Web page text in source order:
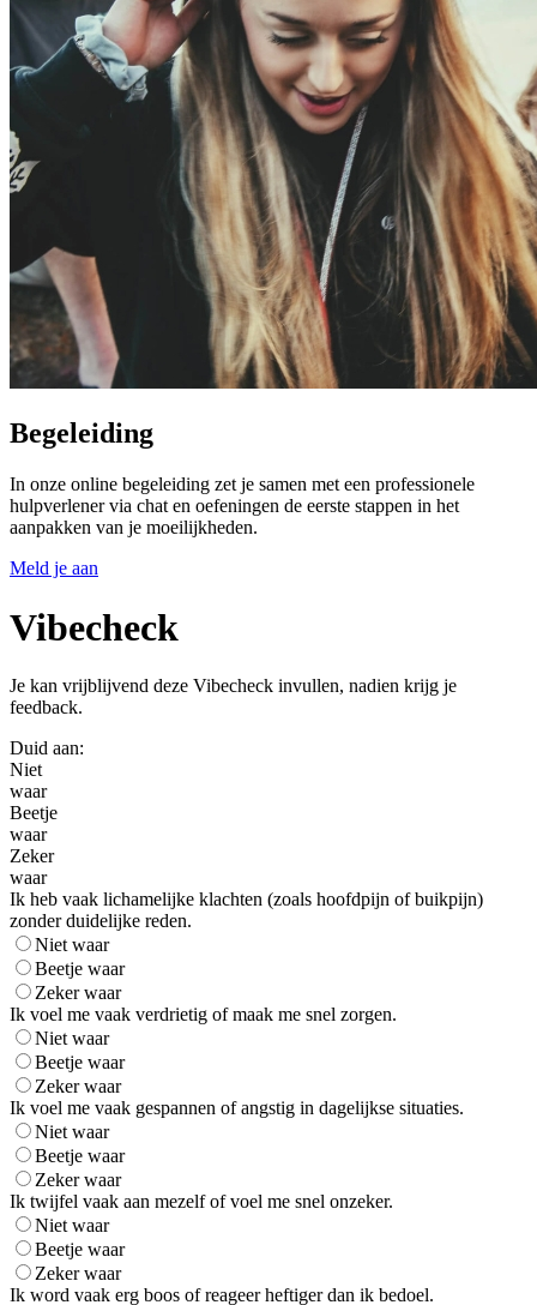
Begeleiding
In onze online begeleiding zet je samen met een professionele
hulpverlener via chat en oefeningen de eerste stappen in het
aanpakken van je moeilijkheden.
Meld je aan
Vibecheck
Je kan vrijblijvend deze Vibecheck invullen, nadien krijg je
feedback.
Duid aan:
Niet
waar
Beetje
waar
Zeker
waar
Ik heb vaak lichamelijke klachten (zoals hoofdpijn of buikpijn)
zonder duidelijke reden.
Niet waar
Beetje waar
Zeker waar
Ik voel me vaak verdrietig of maak me snel zorgen.
Niet waar
Beetje waar
Zeker waar
Ik voel me vaak gespannen of angstig in dagelijkse situaties.
Niet waar
Beetje waar
Zeker waar
Ik twijfel vaak aan mezelf of voel me snel onzeker.
Niet waar
Beetje waar
Zeker waar
Ik word vaak erg boos of reageer heftiger dan ik bedoel.